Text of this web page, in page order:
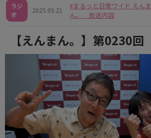
ラジ
オ
2025.05.21
まるっと日常ワイド えんま
ん。 放送内容
【えんまん。】第0230回